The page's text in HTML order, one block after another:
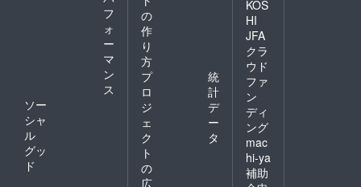
フ
ォ
ー
マ
ン
ス
ソー
シャ
ル
グッ
ド
の
作
り
方
プ
ロ
ジ
ェ
ク
ト
の
広
統
計
デ
ー
タ
KOS
HI
JFA
クラ
ウド
ファ
ン
ディ
ング
mac
hi-ya
補助